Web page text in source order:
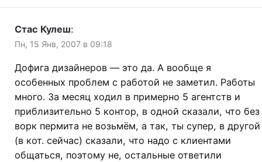
Стас Кулеш:
Пн, 15 Янв, 2007 в 09:18
Дофига дизайнеров — это да. А вообще я
особенных проблем с работой не заметил. Работы
много. За месяц ходил в примерно 5 агентств и
приблизительно 5 контор, в одной сказали, что без
ворк пермита не возьмём, а так, ты супер, в другой
(в кот. сейчас) сказали, что надо с клиентами
общаться, поэтому не, остальные ответили